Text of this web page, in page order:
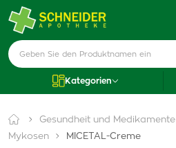
Kategorien
Gesundheit und Medikamente
Mykosen
MICETAL-Creme